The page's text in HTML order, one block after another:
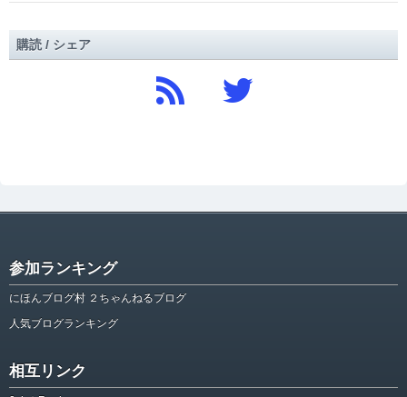
購読 / シェア
参加ランキング
にほんブログ村 ２ちゃんねるブログ
人気ブログランキング
相互リンク